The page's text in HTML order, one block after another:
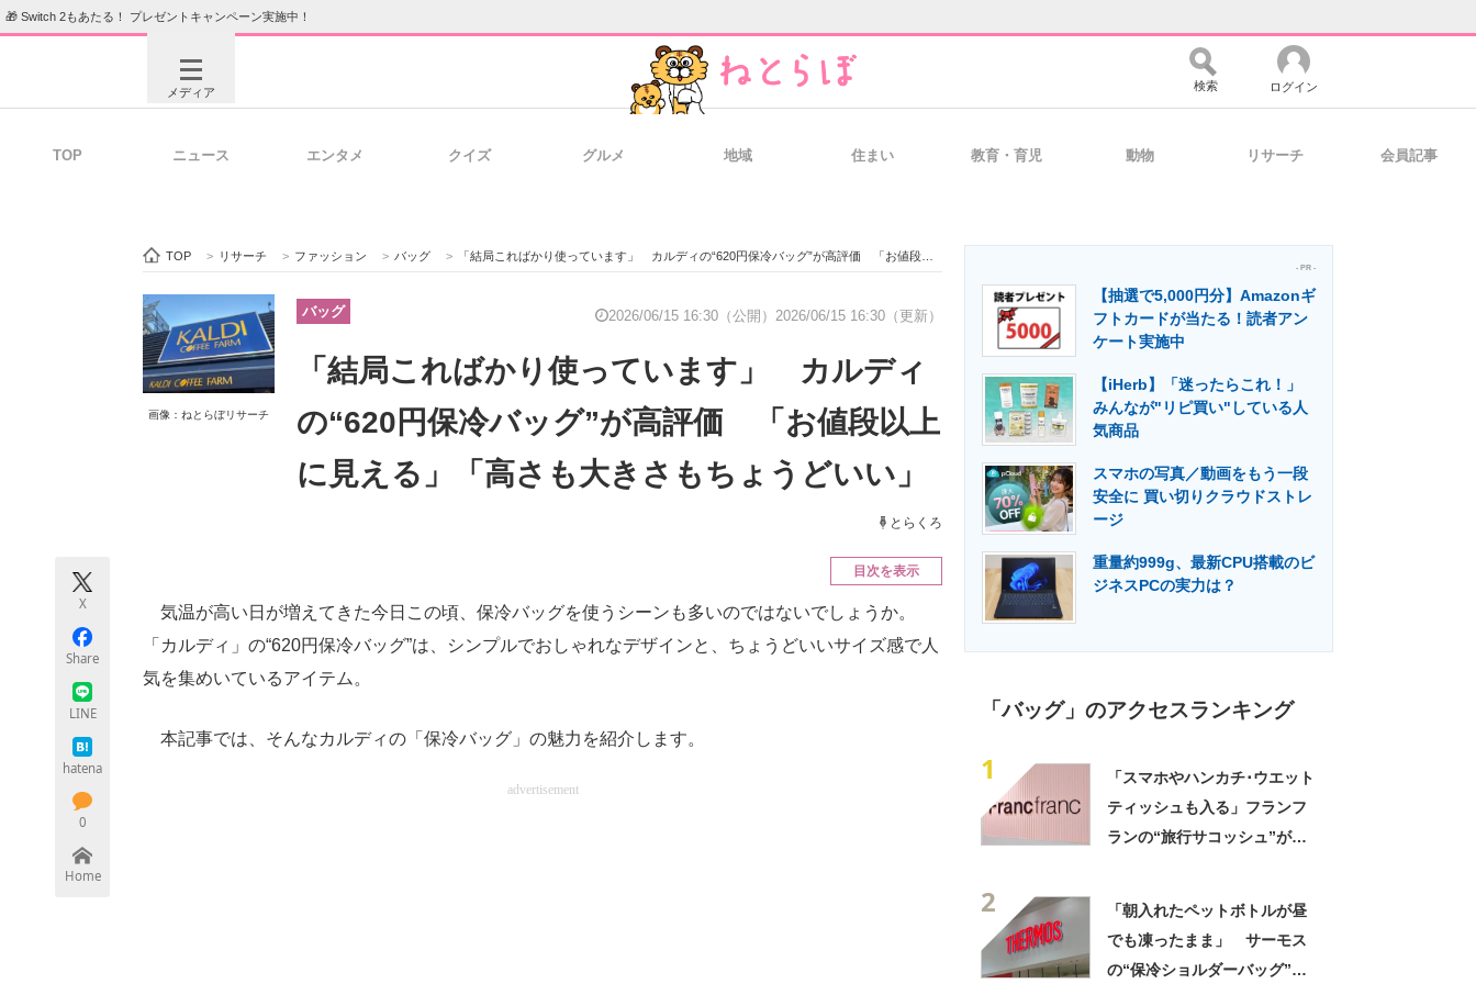
🎁 Switch 2もあたる！ プレゼントキャンペーン実施中！
メディア
ビジネスと働き方のヒント 経営リーダーのコミュニティ マーケ×ITの今がよく分かる
IT製品の技術・比較・事例 製造業のIT導入・活用を支援
エネルギーの専門メディア 建設×テクノロジーの最前線
ちょっと気になるネットの話題
検索 ログイン
TOP ニュース エンタメ クイズ グルメ 地域 住まい 教育・育児 動物 リサーチ 会員記事
TOP > リサーチ > ファッション > バッグ > 「結局こればかり使っています」 カルディの“620円保冷バッグ”が高評価 「お値段以上に見える」「高さも大きさもちょうどいい」
画像：ねとらぼリサーチ
バッグ 2026/06/15 16:30（公開） 2026/06/15 16:30（更新）
「結局こればかり使っています」 カルディ
の“620円保冷バッグ”が高評価 「お値段以上
に見える」「高さも大きさもちょうどいい」
とらくろ
X
Share
LINE
hatena
0
Home
目次を表示
気温が高い日が増えてきた今日この頃、保冷バッグを使うシーンも多いのではないでしょうか。
「カルディ」の“620円保冷バッグ”は、シンプルでおしゃれなデザインと、ちょうどいいサイズ感で人
気を集めいているアイテム。
本記事では、そんなカルディの「保冷バッグ」の魅力を紹介します。
advertisement
- PR -
【抽選で5,000円分】Amazonギ
フトカードが当たる！読者アン
ケート実施中
【iHerb】「迷ったらこれ！」
みんなが"リピ買い"している人
気商品
スマホの写真／動画をもう一段
安全に 買い切りクラウドストレ
ージ
重量約999g、最新CPU搭載のビ
ジネスPCの実力は？
「バッグ」のアクセスランキング
1
「スマホやハンカチ･ウエット
ティッシュも入る」フランフ
ランの“旅行サコッシュ”が大
2
「朝入れたペットボトルが昼
でも凍ったまま」 サーモス
の“保冷ショルダーバッグ”が